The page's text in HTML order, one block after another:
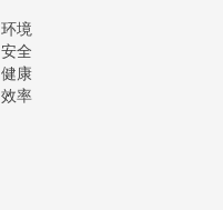
环境
安全
健康
效率